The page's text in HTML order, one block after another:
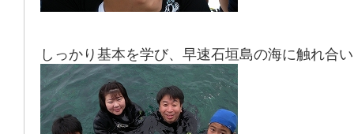
しっかり基本を学び、早速石垣島の海に触れ合